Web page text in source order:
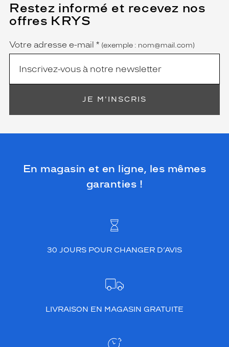
Restez informé et recevez nos
offres KRYS
Name
Votre adresse e-mail *
(Ce
champ
est
obligatoire)
(exemple : nom@mail.com)
JE M'INSCRIS
En magasin et en ligne, les mêmes
garanties !
30 JOURS POUR CHANGER D’AVIS
LIVRAISON EN MAGASIN GRATUITE